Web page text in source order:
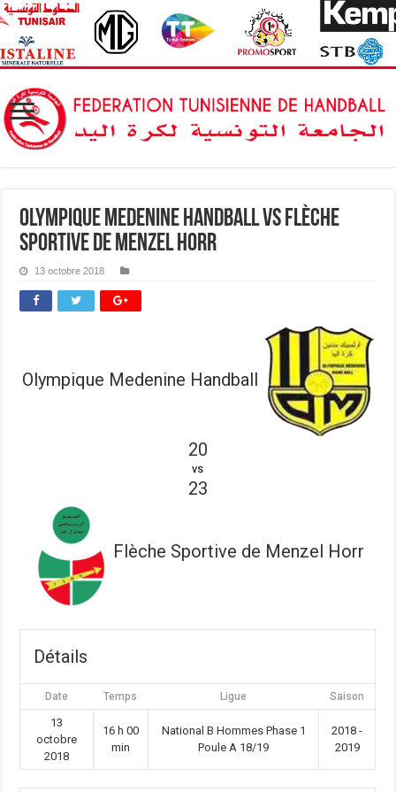
Olympique Medenine Handball vs Flèche
Sportive de Menzel Horr
13 octobre 2018
Olympique Medenine Handball
20
vs
23
Flèche Sportive de Menzel Horr
Détails
Date Temps Ligue Saison
13
octobre
2018
16 h 00
min
National B Hommes Phase 1
Poule A 18/19
2018 -
2019